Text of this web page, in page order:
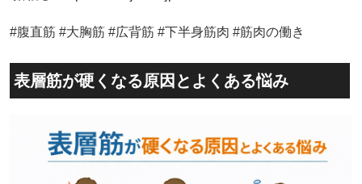
#腹直筋 #大胸筋 #広背筋 #下半身筋肉 #筋肉の働き
表層筋が硬くなる原因とよくある悩み